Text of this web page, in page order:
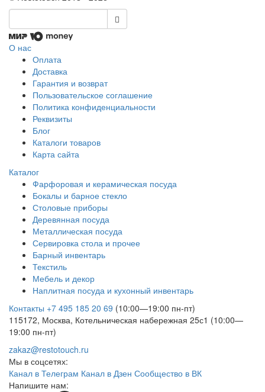
О нас
Оплата
Доставка
Гарантия и возврат
Пользовательское соглашение
Политика конфиденциальности
Реквизиты
Блог
Каталоги товаров
Карта сайта
Каталог
Фарфоровая и керамическая посуда
Бокалы и барное стекло
Столовые приборы
Деревянная посуда
Металлическая посуда
Сервировка стола и прочее
Барный инвентарь
Текстиль
Мебель и декор
Наплитная посуда и кухонный инвентарь
Контакты +7 495 185 20 69 (10:00—19:00 пн-пт)
115172, Москва, Котельническая набережная 25с1 (10:00—
19:00 пн-пт)
zakaz@restotouch.ru
Мы в соцсетях:
Канал в Телеграм Канал в Дзен Сообщество в ВК
Напишите нам: